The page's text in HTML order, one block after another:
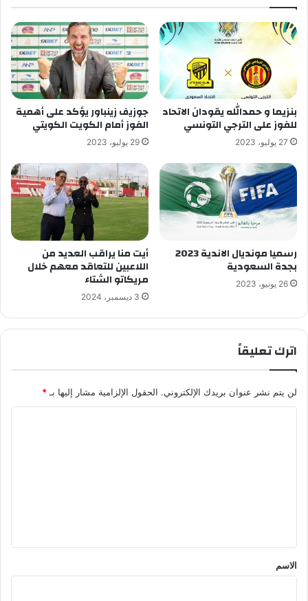
بنزيما و حمدالله يقودان الاتحاد
للفوز على الترجي التونسي
27 يوليو، 2023
جوزيف زينباور يؤكد على أهمية
الفوز أمام الكويت الكويتي
29 يوليو، 2023
رسميا مونديال الاندية 2023
بجدة السعودية
26 يونيو، 2023
أيت منا يراقب العديد من
اللاعبين للتعاقد معهم خلال
مريكاتو الشتاء
3 ديسمبر، 2024
اترك تعليقاً
لن يتم نشر عنوان بريدك الإلكتروني. الحقول الإلزامية مشار إليها بـ*
*
الاسم